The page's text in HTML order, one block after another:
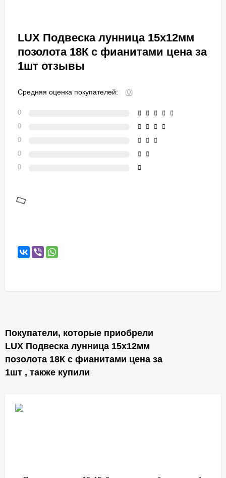
LUX Подвеска лунница 15х12мм
позолота 18К с фианитами цена за
1шт отзывы
Средняя оценка покупателей: (0)
0
0
0
0
0
Покупатели, которые приобрели
LUX Подвеска лунница 15х12мм
позолота 18К с фианитами цена за
1шт , также купили